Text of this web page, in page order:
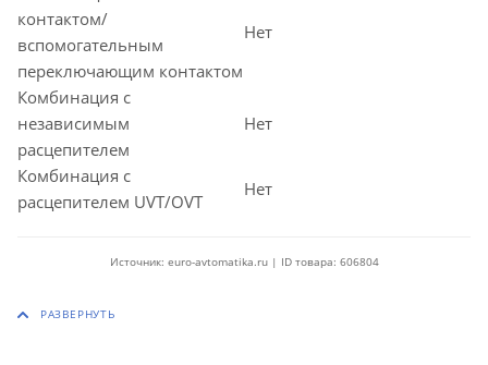
контактом/
вспомогательным
переключающим контактом
Нет
Комбинация с
независимым
расцепителем
Нет
Комбинация с
расцепителем UVT/OVT
Нет
Источник: euro-avtomatika.ru | ID товара: 606804